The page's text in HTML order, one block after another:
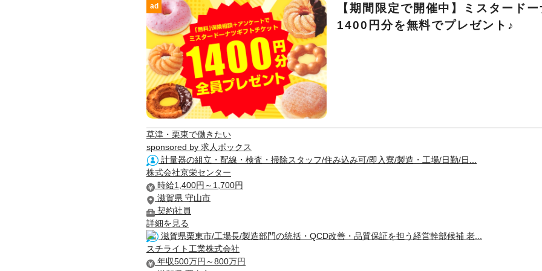
ad
【期間限定で開催中】ミスタード
1400円分を無料でプレゼント♪
草津・栗東で働きたい
sponsored by 求人ボックス
計量器の組立・配線・検査・掃除スタッフ/住み込み可/即入寮/製造・工場/日勤/日...
株式会社京栄センター
時給1,400円～1,700円
滋賀県 守山市
契約社員
詳細を見る
滋賀県栗東市/工場長/製造部門の統括・QCD改善・品質保証を担う経営幹部候補 老...
スチライト工業株式会社
年収500万円～800万円